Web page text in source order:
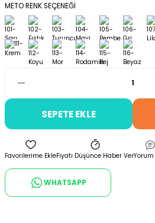
METO RENK SEÇENEĞİ
SEPETE EKLE
Fiyatı Düşünce Haber VerYorum
WHATSAPP